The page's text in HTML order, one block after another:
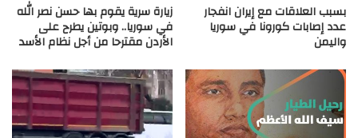
بسبب العلاقات مع إيران انفجار
عدد إصابات كورونا في سوريا
واليمن
زيارة سرية يقوم بها حسن نصر الله
في سوريا.. وبوتين يطرح على
الأردن مقترحا من أجل نظام الأسد